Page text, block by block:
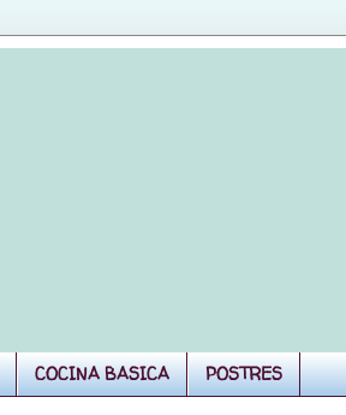
COCINA BASICA POSTRES